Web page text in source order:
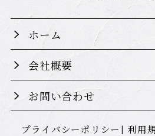
ホーム
会社概要
お問い合わせ
プライバシーポリシー 利用